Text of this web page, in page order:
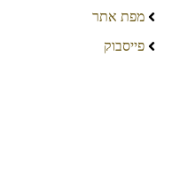
מפת אתר
פייסבוק